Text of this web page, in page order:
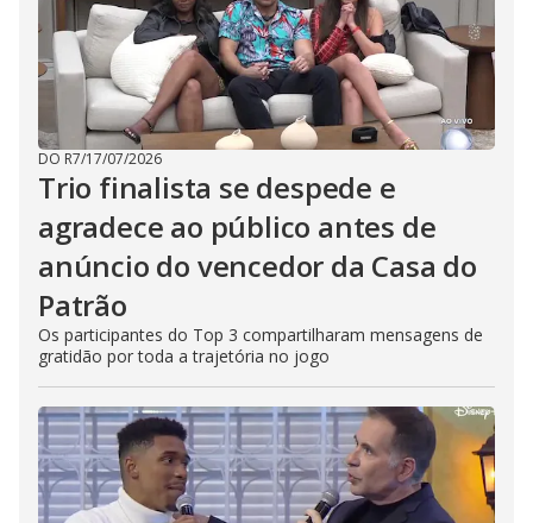
DO R7/17/07/2026
Trio finalista se despede e
agradece ao público antes de
anúncio do vencedor da Casa do
Patrão
Os participantes do Top 3 compartilharam mensagens de
gratidão por toda a trajetória no jogo